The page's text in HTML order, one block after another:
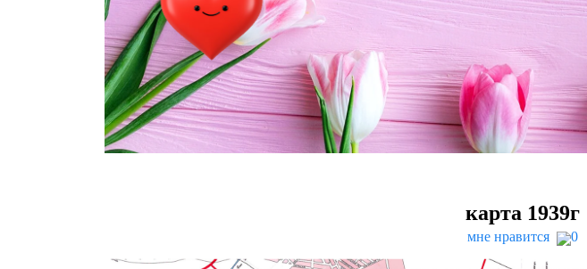
карта 1939г
мне нравится 0